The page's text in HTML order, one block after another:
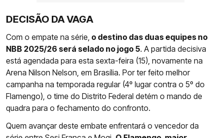
DECISÃO DA VAGA
Com o empate na série, o destino das duas equipes no
NBB 2025/26 será selado no jogo 5. A partida decisiva
está agendada para esta sexta-feira (15), novamente na
Arena Nilson Nelson, em Brasília. Por ter feito melhor
campanha na temporada regular (4º lugar contra o 5º do
Flamengo), o time do Distrito Federal detém o mando de
quadra para o fechamento do confronto.
Quem avançar deste embate enfrentará o vencedor da